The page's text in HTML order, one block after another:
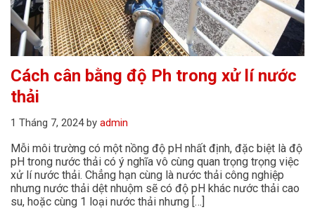
Cách cân bằng độ Ph trong xử lí nước
thải
1 Tháng 7, 2024by admin
Mỗi môi trường có một nồng độ pH nhất định, đặc biệt là độ
pH trong nước thải có ý nghĩa vô cùng quan trọng trọng việc
xử lí nước thải. Chẳng hạn cùng là nước thải công nghiệp
nhưng nước thải dệt nhuộm sẽ có độ pH khác nước thải cao
su, hoặc cùng 1 loại nước thải nhưng […]